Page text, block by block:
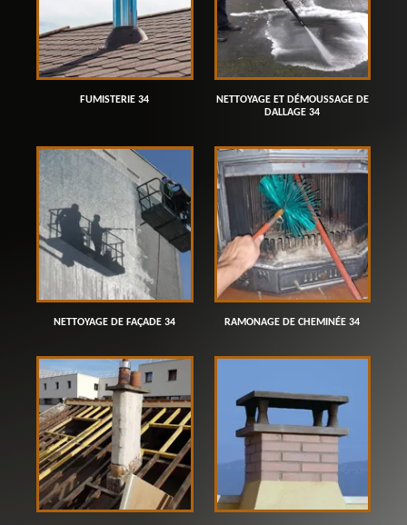
FUMISTERIE 34
NETTOYAGE ET DÉMOUSSAGE DE
DALLAGE 34
NETTOYAGE DE FAÇADE 34 RAMONAGE DE CHEMINÉE 34